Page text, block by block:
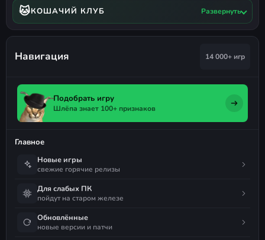
🐱КОШАЧИЙ КЛУБ Развернуть
Навигация 14 000+ игр
Подобрать игру
Шлёпа знает 100+ признаков
Главное
Новые игры
свежие горячие релизы
Для слабых ПК
пойдут на старом железе
Обновлённые
новые версии и патчи